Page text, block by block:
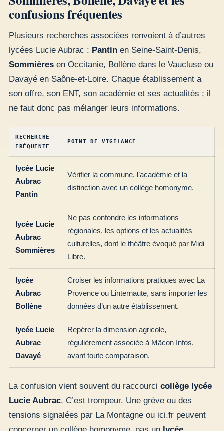
confusions fréquentes
Plusieurs recherches associées renvoient à d’autres
lycées Lucie Aubrac : Pantin en Seine-Saint-Denis,
Sommières en Occitanie, Bollène dans le Vaucluse ou
Davayé en Saône-et-Loire. Chaque établissement a
son offre, son ENT, son académie et ses actualités ; il
ne faut donc pas mélanger leurs informations.
RECHERCHE
FRÉQUENTE
POINT DE VIGILANCE
lycée Lucie
Aubrac
Pantin
Vérifier la commune, l’académie et la
distinction avec un collège homonyme.
lycée Lucie
Aubrac
Sommières
Ne pas confondre les informations
régionales, les options et les actualités
culturelles, dont le théâtre évoqué par Midi
Libre.
lycée
Aubrac
Bollène
Croiser les informations pratiques avec La
Provence ou Linternaute, sans importer les
données d’un autre établissement.
lycée Lucie
Aubrac
Davayé
Repérer la dimension agricole,
régulièrement associée à Mâcon Infos,
avant toute comparaison.
La confusion vient souvent du raccourci collège lycée
Lucie Aubrac. C’est trompeur. Une grève ou des
tensions signalées par La Montagne ou ici.fr peuvent